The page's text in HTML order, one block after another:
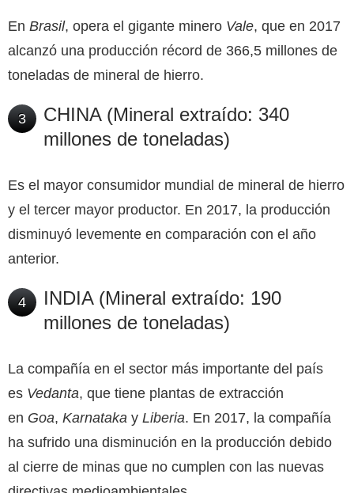
En Brasil, opera el gigante minero Vale, que en 2017
alcanzó una producción récord de 366,5 millones de
toneladas de mineral de hierro.
3
CHINA (Mineral extraído: 340
millones de toneladas)
Es el mayor consumidor mundial de mineral de hierro
y el tercer mayor productor. En 2017, la producción
disminuyó levemente en comparación con el año
anterior.
4
INDIA (Mineral extraído: 190
millones de toneladas)
La compañía en el sector más importante del país
es Vedanta, que tiene plantas de extracción
en Goa, Karnataka y Liberia. En 2017, la compañía
ha sufrido una disminución en la producción debido
al cierre de minas que no cumplen con las nuevas